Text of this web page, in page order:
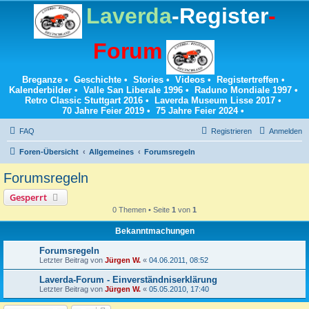
Laverda-Register-
Forum
Breganze• Geschichte• Stories• Videos• Registertreffen•
Kalenderbilder• Valle San Liberale 1996• Raduno Mondiale 1997•
Retro Classic Stuttgart 2016 • Laverda Museum Lisse 2017 •
70 Jahre Feier 2019 • 75 Jahre Feier 2024•
FAQ Anmelden
Registrieren
Foren-Übersicht Allgemeines Forumsregeln
Forumsregeln
Gesperrt
0 Themen • Seite 1 von 1
Bekanntmachungen
Forumsregeln
Letzter Beitrag von Jürgen W. « 04.06.2011, 08:52
Laverda-Forum - Einverständniserklärung
Letzter Beitrag von Jürgen W. « 05.05.2010, 17:40